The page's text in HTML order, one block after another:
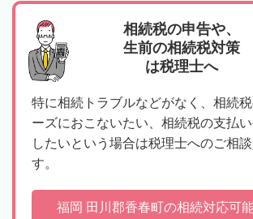
相続税の申告や、
生前の相続税対策
は税理士へ
特に相続トラブルなどがなく、相続
ーズにおこないたい、相続税の支払
したいという場合は税理士へのご相
す。
福岡 田川郡香春町の相続対応可